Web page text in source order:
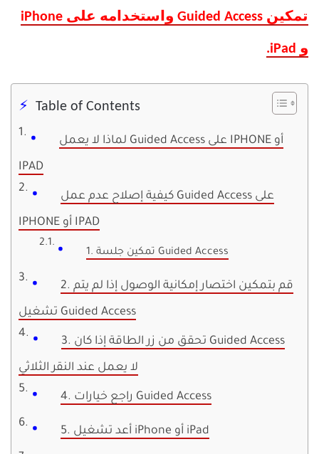
تمكين Guided Access واستخدامه على iPhone
و iPad.
Table of Contents
لماذا لا يعمل Guided Access على IPHONE أو
IPAD
كيفية إصلاح عدم عمل Guided Access على
IPHONE أو IPAD
1. تمكين جلسة Guided Access
2. قم بتمكين اختصار إمكانية الوصول إذا لم يتم
تشغيل Guided Access
3. تحقق من زر الطاقة إذا كان Guided Access
لا يعمل عند النقر الثلاثي
4. راجع خيارات Guided Access
5. أعد تشغيل iPhone أو iPad